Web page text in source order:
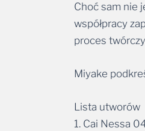
Choć sam nie
współpracy
proces
Miyake
Lista utworów
1. Cai Nessa